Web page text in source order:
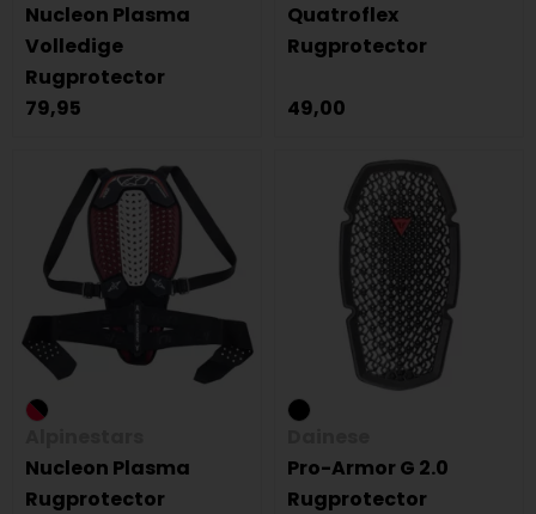
Nucleon Plasma
Volledige
Rugprotector
79,95
Quatroflex
Rugprotector
49,00
Nucleon Plasma
Rugprotector
Pro-Armor G 2.0
Rugprotector